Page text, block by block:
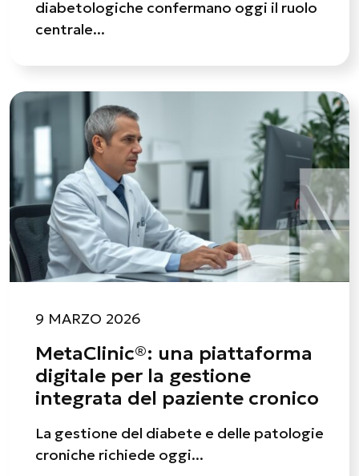
diabetologiche confermano oggi il ruolo
centrale...
9 MARZO 2026
MetaClinic®: una piattaforma
digitale per la gestione
integrata del paziente cronico
La gestione del diabete e delle patologie
croniche richiede oggi...